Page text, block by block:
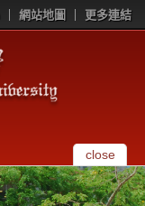
網站地圖 更多連結
close